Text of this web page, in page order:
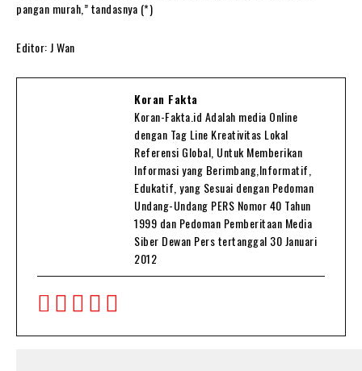
pangan murah,” tandasnya (*)
Editor: J Wan
Koran Fakta
Koran-Fakta.id Adalah media Online
dengan Tag Line Kreativitas Lokal
Referensi Global, Untuk Memberikan
Informasi yang Berimbang,Informatif,
Edukatif, yang Sesuai dengan Pedoman
Undang-Undang PERS Nomor 40 Tahun
1999 dan Pedoman Pemberitaan Media
Siber Dewan Pers tertanggal 30 Januari
2012